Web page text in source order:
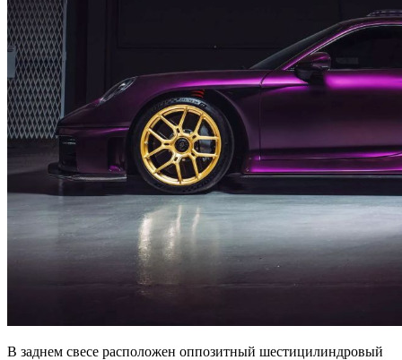
В заднем свесе расположен оппозитный шестицилиндровый